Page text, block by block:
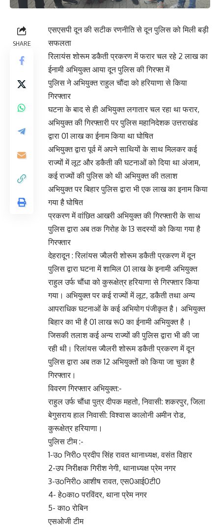
SHARE
एसएसपी दून की सटीक रणनीति से दून पुलिस को मिली बड़ी
सफलता
रिलायंस शोरूम डकैती प्रकरण में फरार चल रहे 2 लाख का
ईनामी अभियुक्त आया दून पुलिस की गिरफ्त में
पुलिस ने अभियुक्त राहुल चौंदा को हरियाणा से किया
गिरफ्तार
घटना के बाद से ही अभियुक्त लगातार चल रहा था फरार,
अभियुक्त की गिरफ्तारी पर पुलिस महानिदेशक उत्तराखंड
द्वारा 01 लाख का ईनाम किया था घोषित
अभियुक्त द्वारा पूर्व में अपने साथियों के साथ मिलकर कई
राज्यों में लूट और डकैती की घटनाओं को दिया था अंजाम,
कई राज्यों की पुलिस को थी अभियुक्त की तलाश
अभियुक्त पर बिहार पुलिस द्वारा भी एक लाख का इनाम किया
गया है घोषित
प्रकरण में वांछित आखरी अभियुक्त की गिरफ्तारी के साथ
पुलिस द्वारा अब तक गिरोह के 13 सदस्यों को किया गया है
गिरफ्तार
देहरादून : रिलांयस ज्वैलरी शोरूम डकैती प्रकरण में दून
पुलिस द्वारा घटना में शामिल 01 लाख के इनामी अभियुक्त
राहुल उर्फ चौंधा को कुरूक्षेत्र हरियाणा से गिरफ्तार किया
गया। अभियुक्त पर कई राज्यों में लूट, डकैती तथा अन्य
आपराधिक घटनाओं के कई अभियोग पंजीकृत है। अभियुक्त
बिहार का भी है 01 लाख रू0 का ईनामी अभियुक्त है ।
जिसकी तलाश कई अन्य राज्यों की पुलिस द्वारा भी की जा
रही थी। रिलांयस ज्वैलरी शोरूम डकैती प्रकरण में दून
पुलिस द्वारा अब तक 12 अभियुक्तों को किया जा चुका है
गिरफ्तार।
विवरण गिरफ्तार अभियुक्त:-
राहुल उर्फ चौंधा पुत्र दीपक महतो, निवासी: शकरपुर, जिला
बेगुसराय हाल निवासी: विश्वास कालोनी अमीन रोड,
कुरूक्षेत्र हरियाणा।
पुलिस टीम :-
1-उo निरीo प्रदीप सिंह रावत थानाध्यक्ष, वसंत विहार
2-उप निरीक्षक गिरीश नेगी, थानाध्यक्ष प्रेम नगर
3-उoनिरीo आशीष रावत, एस0आई0टी0
4- हेoकाo परविंदर, थाना प्रेम नगर
5- काo रोबिन
एसओजी टीम